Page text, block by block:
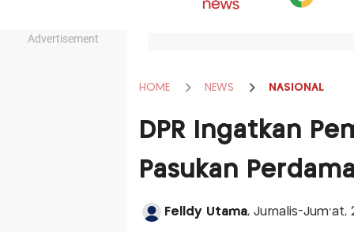
Advertisement
HOME NEWS NASIONAL
DPR Ingatkan
Pasukan
Felldy Utama, Jurnalis-Jum'at,